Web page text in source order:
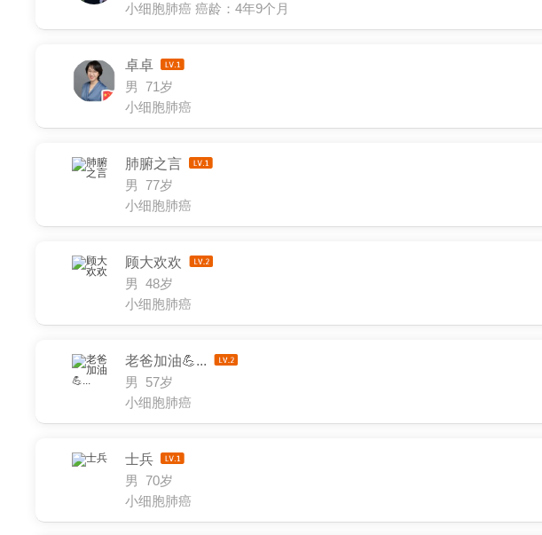
小细胞肺癌 癌龄：4年9个月
卓卓
男 71岁
小细胞肺癌
肺腑之言
男 77岁
小细胞肺癌
顾大欢欢
男 48岁
小细胞肺癌
老爸加油💪...
男 57岁
小细胞肺癌
士兵
男 70岁
小细胞肺癌